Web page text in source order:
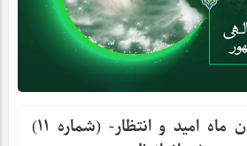
همراه با ماه شعبان ماه امید و انتظار- (شماره 11)